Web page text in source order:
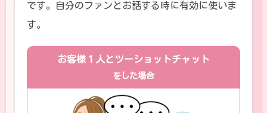
です。自分のファンとお話する時に有効に使いま
す。
お客様１人とツーショットチャット
をした場合